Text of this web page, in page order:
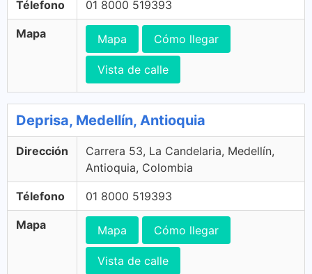
Télefono 01 8000 519393
Mapa Mapa Cómo llegar
Vista de calle
Deprisa, Medellín, Antioquia
Dirección
Carrera 53, La Candelaria, Medellín,
Antioquia, Colombia
Télefono 01 8000 519393
Mapa Mapa Cómo llegar
Vista de calle